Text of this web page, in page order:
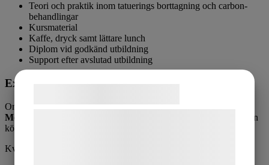
Teori och praktik inom tatuerings borttagning och carbon-
behandlingar
Kursmaterial
Kaffe, dryck samt lättare lunch
Diplom vid godkänd utbildning
Support efter avslutad utbildning
Extra fördel
Om utrustning inhandlas frånPV Medical
Medical Supplies & Services
i efterhand dras kursavgiften av från
köpesumman.
Kvantitet